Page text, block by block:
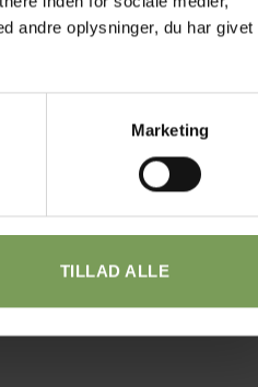
andre oplysninger, du har givet
Marketing
TILLAD ALLE